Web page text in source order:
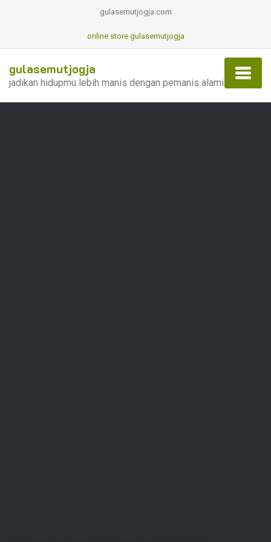
gulasemutjogja.com
online store gulasemutjogja
gulasemutjogja
jadikan hidupmu lebih manis dengan pemanis alami